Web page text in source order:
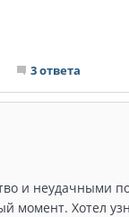
3 ответа
и неудачными
Хотел